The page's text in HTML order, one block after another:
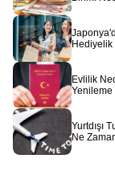
satın almazsınız,
Rehberinizin
rüzgarı size
Evlilik
Yenileme
Yurtdışı
Ne